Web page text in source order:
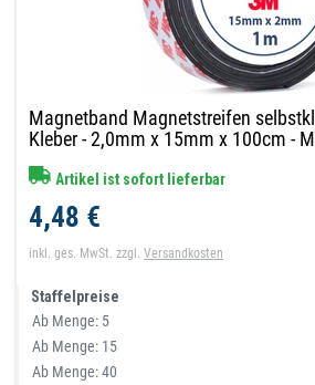
Magnetband Magnetstreifen
Kleber - 2,0mm x 15mm x 100cm -
Artikel ist sofort lieferbar
4,48 €
inkl. ges. MwSt. zzgl.Versandkosten
Staffelpreise
Ab Menge: 5
Ab Menge: 15
Ab Menge:40